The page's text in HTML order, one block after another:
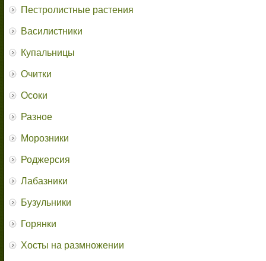
Пестролистные растения
Василистники
Купальницы
Очитки
Осоки
Разное
Морозники
Роджерсия
Лабазники
Бузульники
Горянки
Хосты на размножении